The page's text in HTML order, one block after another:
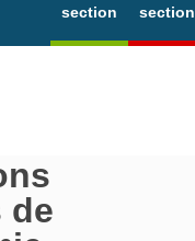
section
section
de